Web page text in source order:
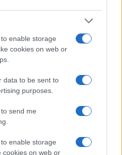
enable storage
cookies on web or
data to be sent to
purposes.
send me
enable storage
cookies on web or
l’abito da sposa Balenciaga